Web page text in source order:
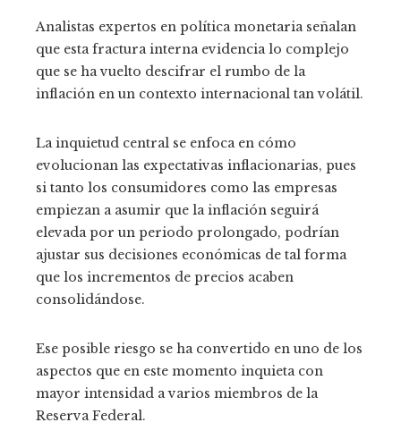
Analistas expertos en política monetaria señalan
que esta fractura interna evidencia lo complejo
que se ha vuelto descifrar el rumbo de la
inflación en un contexto internacional tan volátil.
La inquietud central se enfoca en cómo
evolucionan las expectativas inflacionarias, pues
si tanto los consumidores como las empresas
empiezan a asumir que la inflación seguirá
elevada por un periodo prolongado, podrían
ajustar sus decisiones económicas de tal forma
que los incrementos de precios acaben
consolidándose.
Ese posible riesgo se ha convertido en uno de los
aspectos que en este momento inquieta con
mayor intensidad a varios miembros de la
Reserva Federal.